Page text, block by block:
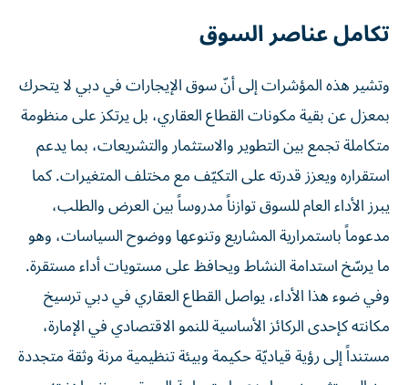
تكامل عناصر السوق
وتشير هذه المؤشرات إلى أنّ سوق الإيجارات في دبي لا يتحرك
بمعزل عن بقية مكونات القطاع العقاري، بل يرتكز على منظومة
متكاملة تجمع بين التطوير والاستثمار والتشريعات، بما يدعم
استقراره ويعزز قدرته على التكيّف مع مختلف المتغيرات. كما
يبرز الأداء العام للسوق توازناً مدروساً بين العرض والطلب،
مدعوماً باستمرارية المشاريع وتنوعها ووضوح السياسات، وهو
ما يرسّخ استدامة النشاط ويحافظ على مستويات أداء مستقرة.
وفي ضوء هذا الأداء، يواصل القطاع العقاري في دبي ترسيخ
مكانته كإحدى الركائز الأساسية للنمو الاقتصادي في الإمارة،
مستنداً إلى رؤية قياديّة حكيمة وبيئة تنظيمية مرنة وثقة متجددة